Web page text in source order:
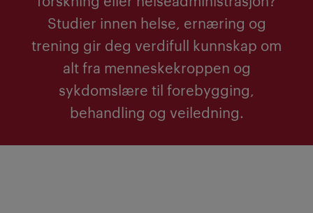
Studier innen helse, ernæring og
trening gir deg verdifull kunnskap om
alt fra menneskekroppen og
sykdomslære til forebygging,
behandling og veiledning.